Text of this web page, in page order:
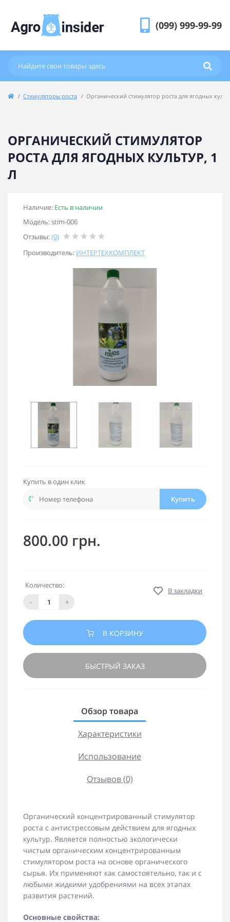
(099) 999-99-99
Стимуляторы роста Органический стимулятор роста для ягодных
ОРГАНИЧЕСКИЙ СТИМУЛЯТОР
РОСТА ДЛЯ ЯГОДНЫХ КУЛЬТУР, 1
Л
Наличие: Есть в наличии
Модель: stim-006
Отзывы:(0)
Производитель: ИНТЕРТЕХКОМПЛЕКТ
Купить в один клик
Купить
800.00 грн.
Количество:
-
+
В закладки
В КОРЗИНУ
БЫСТРЫЙ ЗАКАЗ
Обзор товара
Характеристики
Использование
Отзывов (0)
Органический концентрированный стимулятор
роста с антистрессовым действием для ягодных
культур. Является полностью экологически
чистым органическим концентрированным
стимулятором роста на основе органического
сырья. Их применяют как самостоятельно, так и с
любыми жидкими удобрениями на всех этапах
развития растений.
Основные свойства: